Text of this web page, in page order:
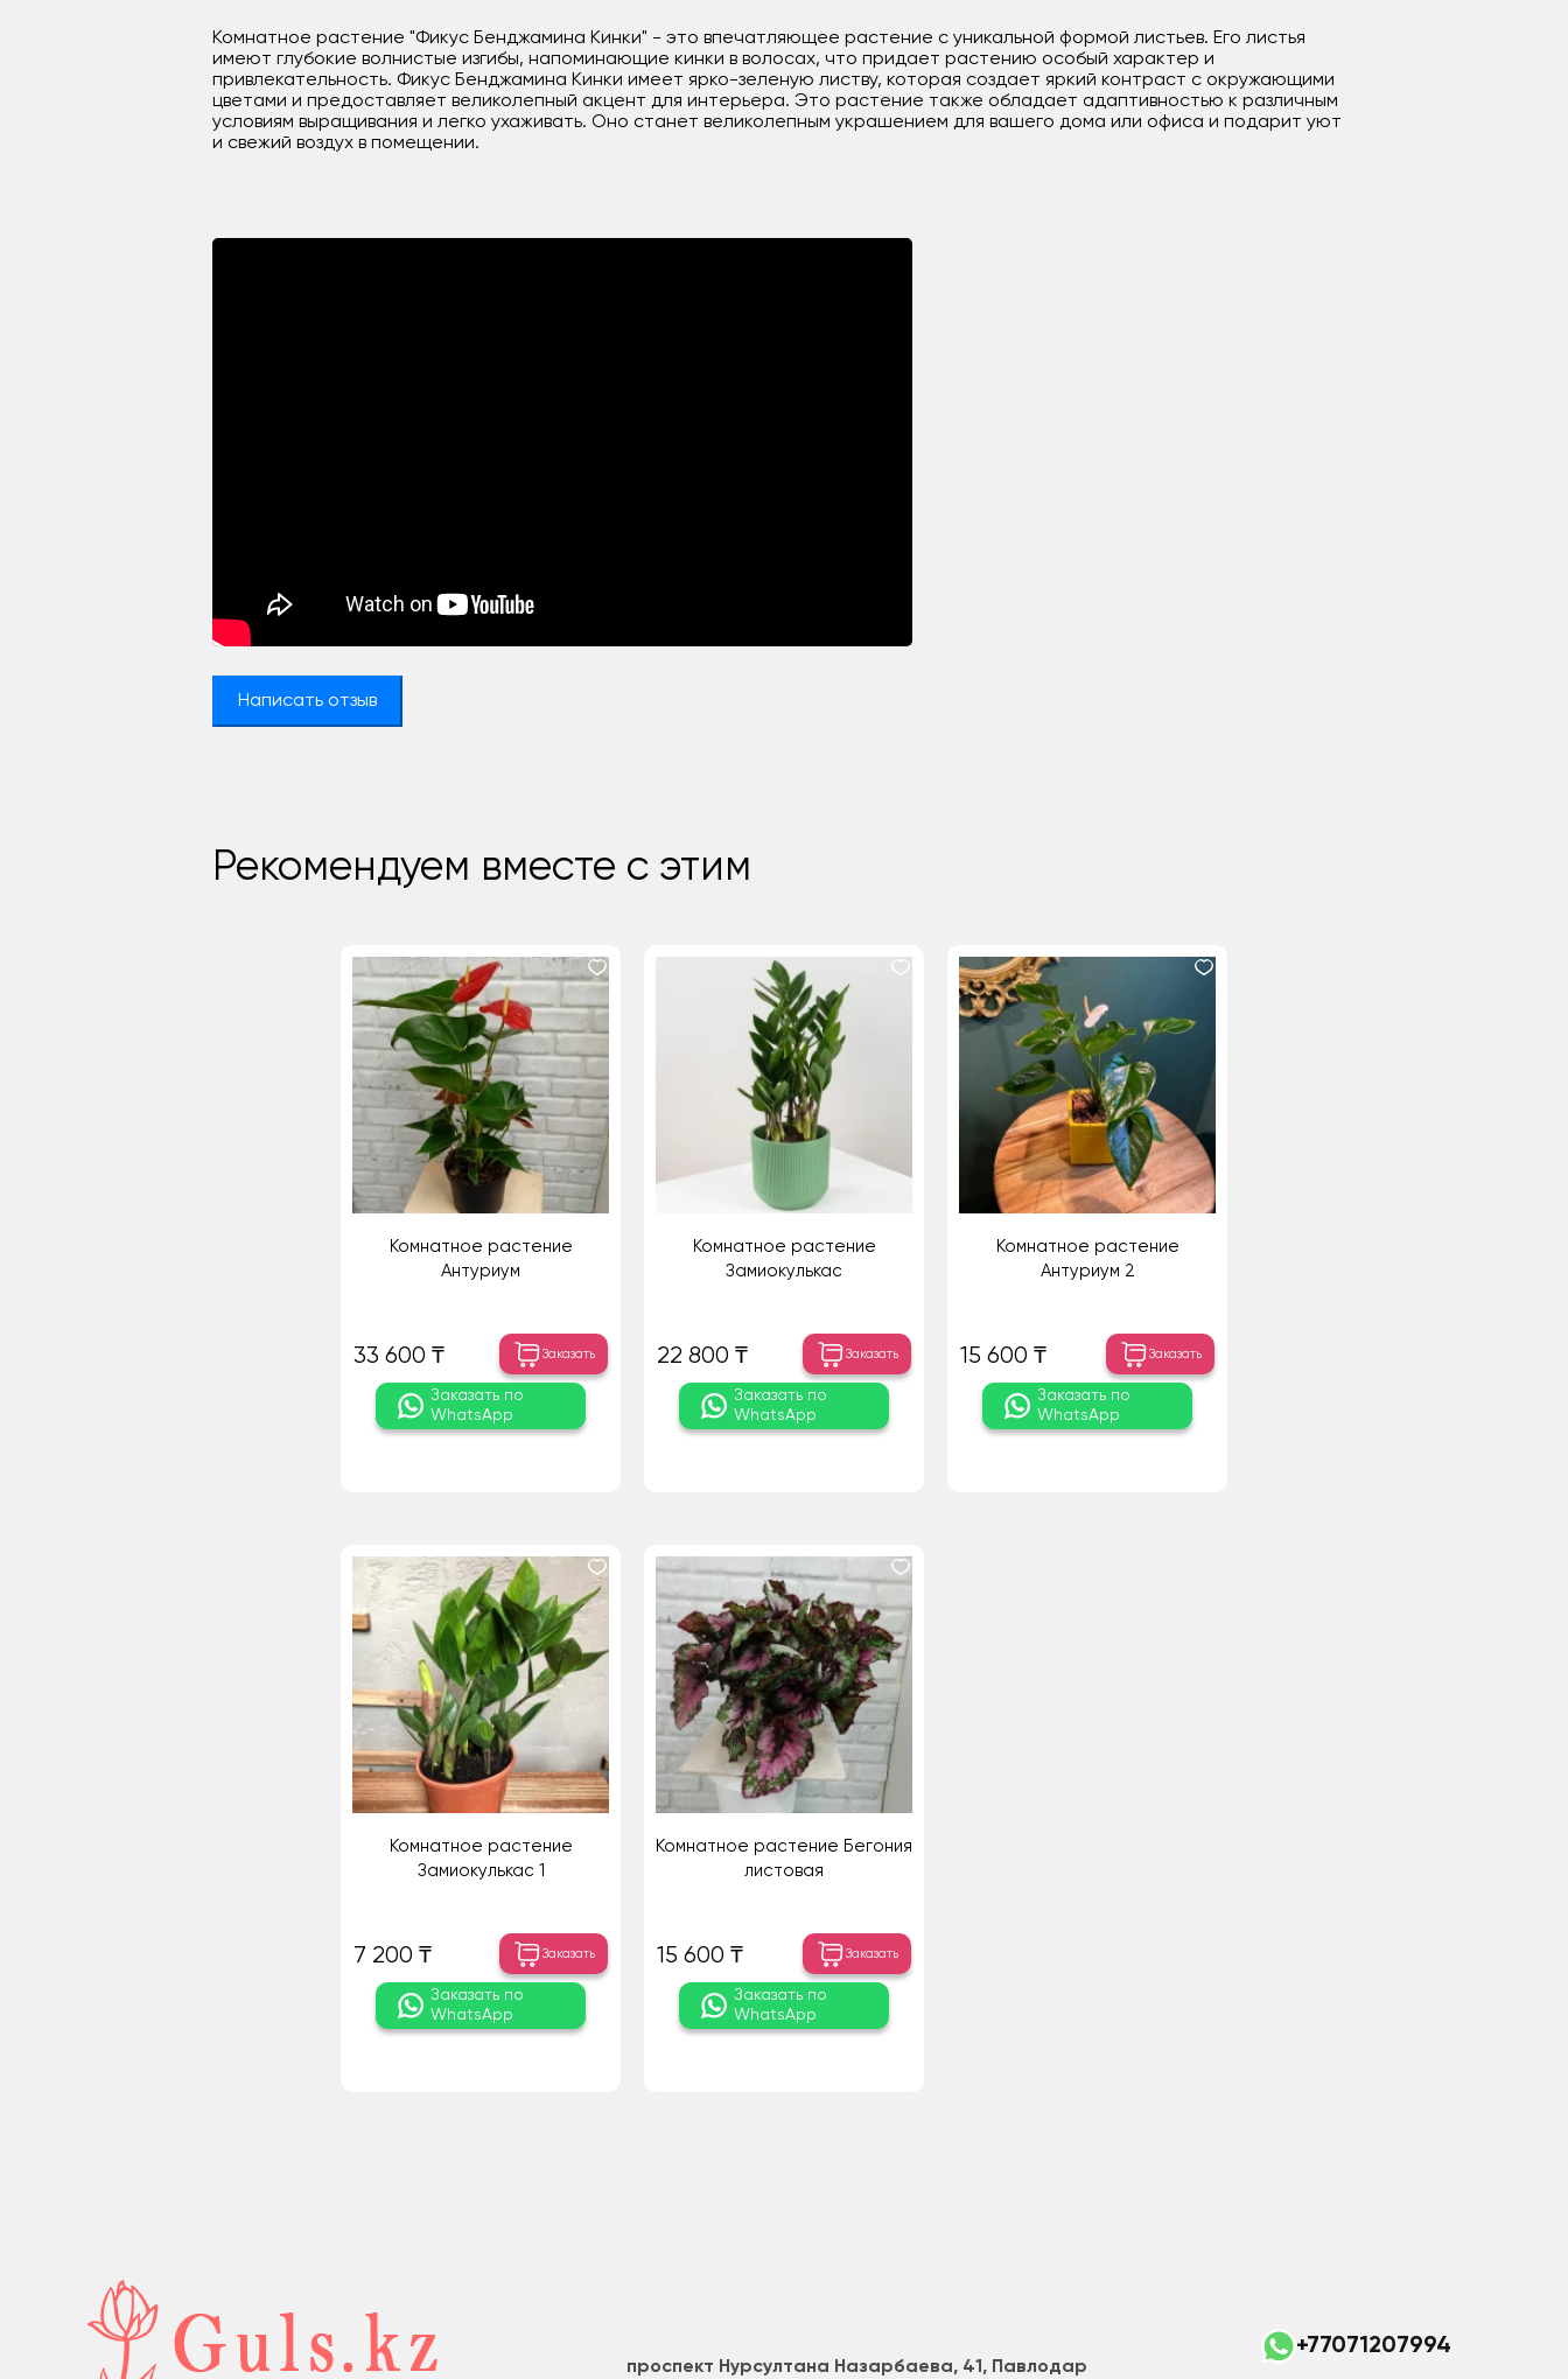
Комнатное растение "Фикус Бенджамина Кинки" - это впечатляющее растение с уникальной формой листьев. Его листья
имеют глубокие волнистые изгибы, напоминающие кинки в волосах, что придает растению особый характер и
привлекательность. Фикус Бенджамина Кинки имеет ярко-зеленую листву, которая создает яркий контраст с окружающими
цветами и предоставляет великолепный акцент для интерьера. Это растение также обладает адаптивностью к различным
условиям выращивания и легко ухаживать. Оно станет великолепным украшением для вашего дома или офиса и подарит уют
и свежий воздух в помещении.
Написать отзыв
Рекомендуем вместе с этим
Комнатное растение
Антуриум
33 600 ₸ Заказать
Заказать по
WhatsApp
Комнатное растение
Замиокулькас
22 800 ₸ Заказать
Заказать по
WhatsApp
Комнатное растение
Антуриум 2
15 600 ₸ Заказать
Заказать по
WhatsApp
Комнатное растение
Замиокулькас 1
7 200 ₸ Заказать
Заказать по
WhatsApp
Комнатное растение Бегония
листовая
15 600 ₸ Заказать
Заказать по
WhatsApp
проспект Нурсултана Назарбаева, 41, Павлодар
+77071207994